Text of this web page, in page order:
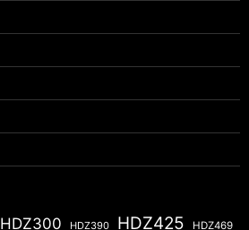
HDZ300 HDZ390 HDZ425 HDZ469